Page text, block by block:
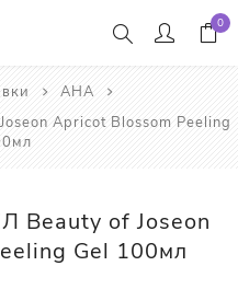
0
AHA
Apricot Blossom Peeling
of Joseon
Gel 100мл